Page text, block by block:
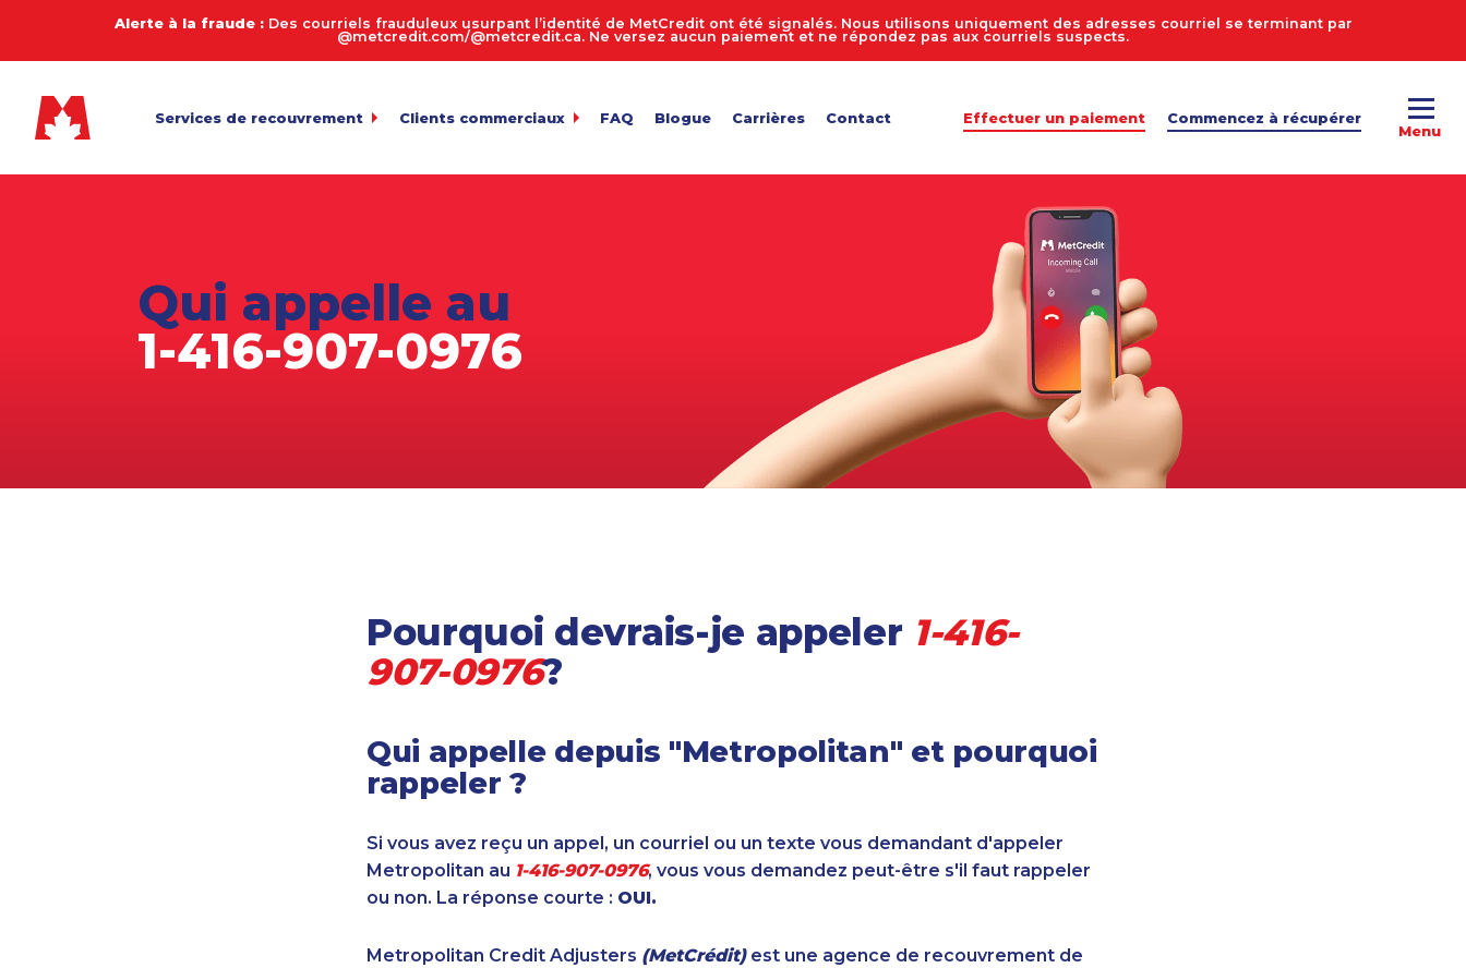
Alerte à la fraude : Des courriels frauduleux usurpant l’identité de MetCredit ont été signalés. Nous utilisons uniquement des adresses courriel se terminant par
@metcredit.com/@metcredit.ca. Ne versez aucun paiement et ne répondez pas aux courriels suspects.
Services de recouvrement
Agriculture
Arriérés en automobile
Biens de succession et décès
Locataire-propriétaire
Clients commerciaux
Transfert de fichiers
Téléversements en vrac
Payez votre facture
Politique de confidentialité
FAQ Blogue Carrières Contact Effectuer un paiement Commencez à récupérer
Qui appelle au
1-416-907-0976
Pourquoi devrais-je appeler 1-416-
907-0976?
Qui appelle depuis "Metropolitan" et pourquoi
rappeler ?
Si vous avez reçu un appel, un courriel ou un texte vous demandant d'appeler
Metropolitan au 1-416-907-0976, vous vous demandez peut-être s'il faut rappeler
ou non. La réponse courte : OUI.
Metropolitan Credit Adjusters (MetCrédit)est une agence de recouvrement de